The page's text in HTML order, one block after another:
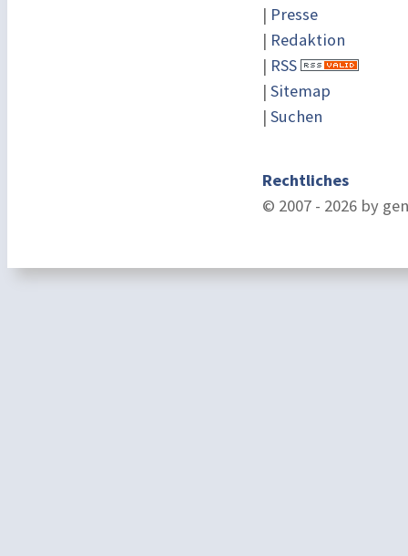
| Presse
| Redaktion
| RSS
| Sitemap
| Suchen
Rechtliches
© 2007 - 2026 by